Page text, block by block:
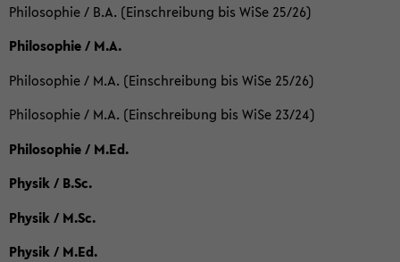
Philosophie / B.A. (Einschreibung bis WiSe 25/26)
Philosophie / M.A.
Philosophie / M.A. (Einschreibung bis WiSe 25/26)
Philosophie / M.A. (Einschreibung bis WiSe 23/24)
Philosophie / M.Ed.
Physik / B.Sc.
Physik / M.Sc.
Physik / M.Ed.